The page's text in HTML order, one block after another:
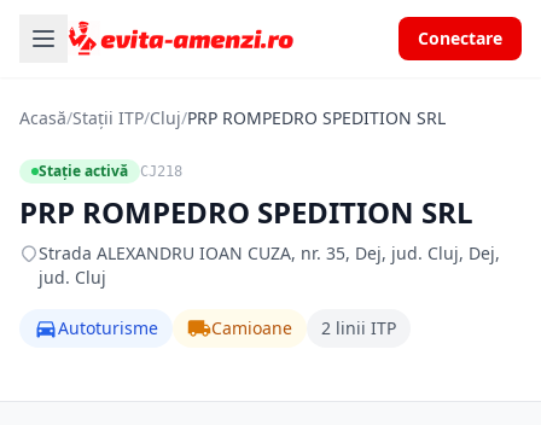
Conectare
Acasă/Stații ITP/Cluj/PRP ROMPEDRO SPEDITION SRL
Stație activă CJ218
PRP ROMPEDRO SPEDITION SRL
Strada ALEXANDRU IOAN CUZA, nr. 35, Dej, jud. Cluj, Dej,
jud. Cluj
Autoturisme Camioane 2 linii ITP